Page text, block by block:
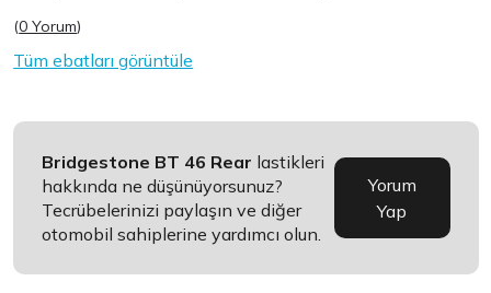
(0 Yorum)
Tüm ebatları görüntüle
Bridgestone BT 46 Rear lastikleri
hakkında ne düşünüyorsunuz?
Tecrübelerinizi paylaşın ve diğer
otomobil sahiplerine yardımcı olun.
Yorum
Yap